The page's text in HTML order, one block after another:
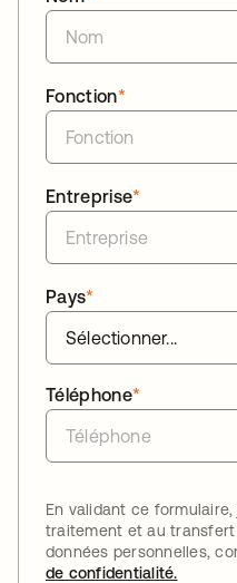
*
Fonction
*
Entreprise
*
Pays
*
Téléphone
En validant ce
traitement et au
données personnelles,
de confidentialité.